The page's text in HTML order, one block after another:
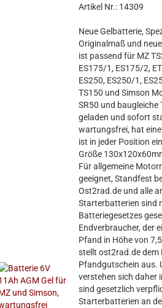
Artikel Nr.: 14309
Neue Gelbatterie,
Originalmaß und
ist passend für MZ
ES175/1, ES175/2,
ES250, ES250/1,
TS150 und Simson
SR50 und baugleiche
geladen und sofort
wartungsfrei, hat
ist in jeder Position
Größe
Für allgemeine
geeignet, Standfest
Ost2rad.de und alle
Starterbatterien sind
Batteriegesetzes
Endverbraucher, der
Pfand in Höhe von
stellt ost2rad.de dem
Pfandgutschein aus.
verstehen sich daher
sind gesetzlich
Starterbatterien an